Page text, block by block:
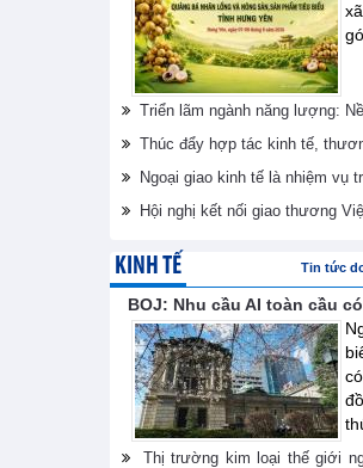
Triển lãm ngành năng lượng:
Thúc đẩy hợp tác kinh tế,
Ngoại giao kinh tế là nhiệm vụ
Hội nghị kết nối giao thương
KINH TẾ Tin tức
BOJ: Nhu cầu AI toàn cầu
Thị trường kim loại thế giới